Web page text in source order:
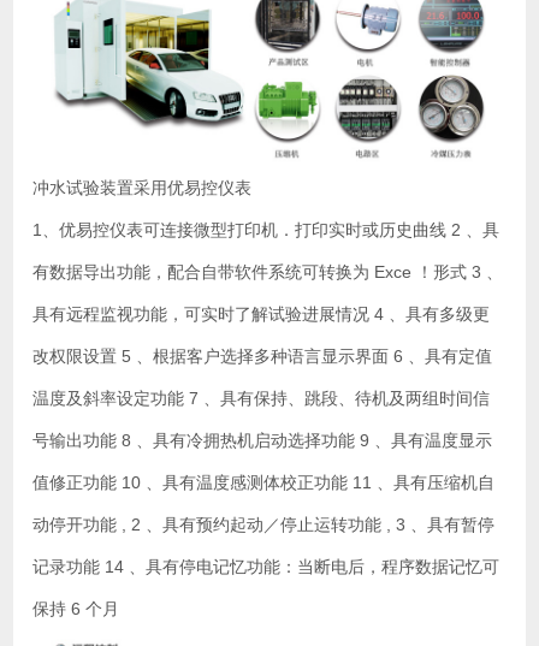
冲水试验装置采用优易控仪表
1、优易控仪表可连接微型打印机．打印实时或历史曲线 2 、具
有数据导出功能，配合自带软件系统可转换为 Exce ！形式 3 、
具有远程监视功能，可实时了解试验进展情况 4 、具有多级更
改权限设置 5 、根据客户选择多种语言显示界面 6 、具有定值
温度及斜率设定功能 7 、具有保持、跳段、待机及两组时间信
号输出功能 8 、具有冷拥热机启动选择功能 9 、具有温度显示
值修正功能 10 、具有温度感测体校正功能 11 、具有压缩机自
动停开功能 , 2 、具有预约起动／停止运转功能 , 3 、具有暂停
记录功能 14 、具有停电记忆功能：当断电后，程序数据记忆可
保持 6 个月